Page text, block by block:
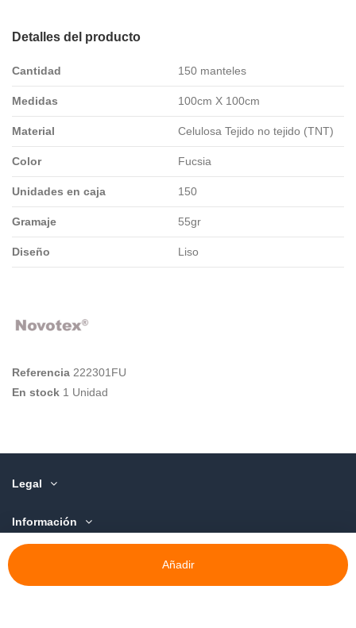
Añadir
Detalles del producto
Cantidad 150 manteles
Medidas 100cm X 100cm
Material Celulosa Tejido no tejido (TNT)
Color Fucsia
Unidades en caja 150
Gramaje 55gr
Diseño Liso
Referencia 222301FU
En stock 1 Unidad
Legal
Información